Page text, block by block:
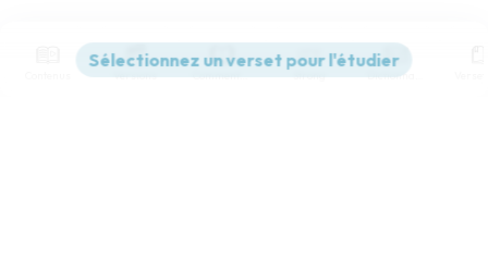
Versions Commentaires Strong